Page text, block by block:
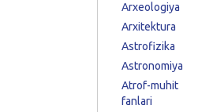
Arxeologiya
Arxitektura
Astrofizika
Astronomiya
Atrof-muhit
fanlari